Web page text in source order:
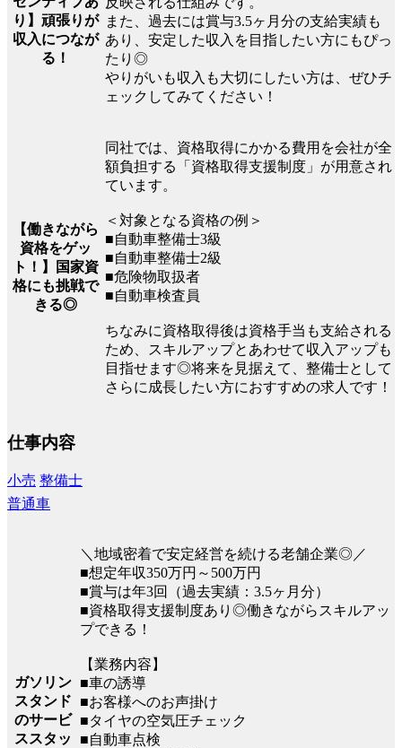
り】頑張りが
収入につなが
る！
また、過去には賞与3.5ヶ月分の支給実績も
あり、安定した収入を目指したい方にもぴっ
たり◎
やりがいも収入も大切にしたい方は、ぜひチ
ェックしてみてください！
【働きながら
資格をゲッ
ト！】国家資
格にも挑戦で
きる◎
同社では、資格取得にかかる費用を会社が全
額負担する「資格取得支援制度」が用意され
ています。
＜対象となる資格の例＞
■自動車整備士3級
■自動車整備士2級
■危険物取扱者
■自動車検査員
ちなみに資格取得後は資格手当も支給される
ため、スキルアップとあわせて収入アップも
目指せます◎将来を見据えて、整備士として
さらに成長したい方におすすめの求人です！
仕事内容
小売 整備士
普通車
ガソリン
スタンド
のサービ
ススタッ
＼地域密着で安定経営を続ける老舗企業◎／
■想定年収350万円～500万円
■賞与は年3回（過去実績：3.5ヶ月分）
■資格取得支援制度あり◎働きながらスキルアッ
プできる！
【業務内容】
■車の誘導
■お客様へのお声掛け
■タイヤの空気圧チェック
■自動車点検